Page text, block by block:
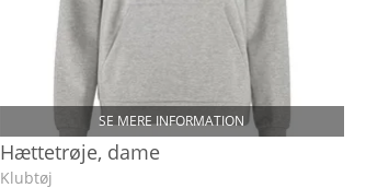
SE MERE INFORMATION
Hættetrøje, dame
Klubtøj